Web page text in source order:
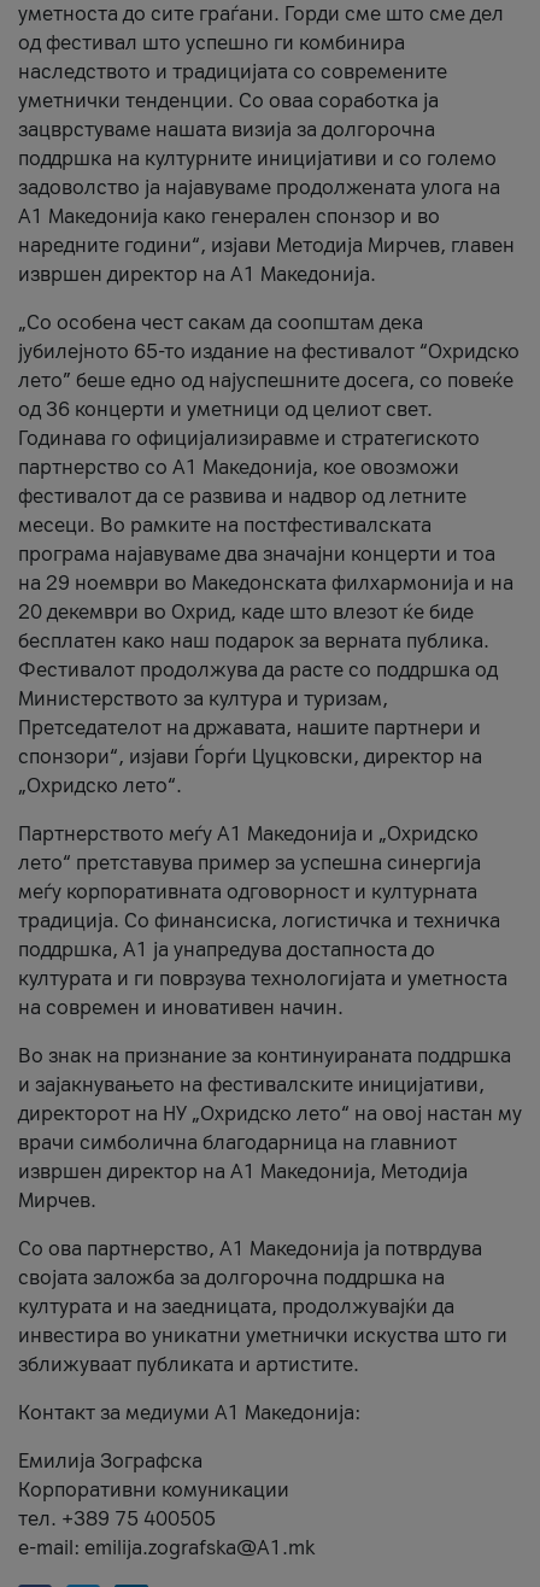
уметноста до сите граѓани. Горди сме што сме дел
од фестивал што успешно ги комбинира
наследството и традицијата со современите
уметнички тенденции. Со оваа соработка ја
зацврстуваме нашата визија за долгорочна
поддршка на културните иницијативи и со големо
задоволство ја најавуваме продолжената улога на
A1 Македонија како генерален спонзор и во
наредните години“, изјави Методија Мирчев, главен
извршен директор на A1 Македонија.
„Со особена чест сакам да соопштам дека
јубилејното 65-то издание на фестивалот “Охридско
лето” беше едно од најуспешните досега, со повеќе
од 36 концерти и уметници од целиот свет.
Годинава го официјализиравме и стратегиското
партнерство со А1 Македонија, кое овозможи
фестивалот да се развива и надвор од летните
месеци. Во рамките на постфестивалската
програма најавуваме два значајни концерти и тоа
на 29 ноември во Македонската филхармонија и на
20 декември во Охрид, каде што влезот ќе биде
бесплатен како наш подарок за верната публика.
Фестивалот продолжува да расте со поддршка од
Министерството за култура и туризам,
Претседателот на државата, нашите партнери и
спонзори“, изјави Ѓорѓи Цуцковски, директор на
„Охридско лето“.
Партнерството меѓу A1 Македонија и „Охридско
лето“ претставува пример за успешна синергија
меѓу корпоративната одговорност и културната
традиција. Со финансиска, логистичка и техничка
поддршка, A1 ја унапредува достапноста до
културата и ги поврзува технологијата и уметноста
на современ и иновативен начин.
Во знак на признание за континуираната поддршка
и зајакнувањето на фестивалските иницијативи,
директорот на НУ „Охридско лето“ на овој настан му
врачи симболична благодарница на главниот
извршен директор на A1 Македонија, Методија
Мирчев.
Со ова партнерство, A1 Македонија ја потврдува
својата заложба за долгорочна поддршка на
културата и на заедницата, продолжувајќи да
инвестира во уникатни уметнички искуства што ги
зближуваат публиката и артистите.
Контакт за медиуми А1 Македонија:
Емилија Зографска
Корпоративни комуникации
тел. +389 75 400505
e-mail: emilija.zografska@A1.mk